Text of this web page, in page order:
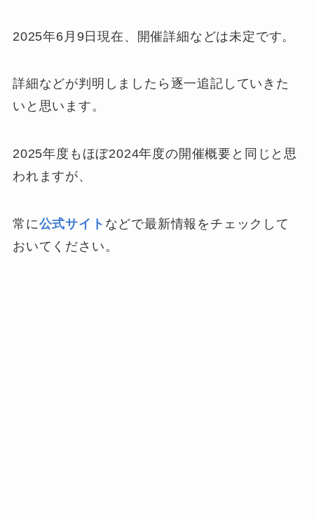
2025年6月9日現在、開催詳細などは未定です。
詳細などが判明しましたら逐一追記していきた
いと思います。
2025年度もほぼ2024年度の開催概要と同じと思
われますが、
常に公式サイト などで最新情報をチェックして
おいてください。